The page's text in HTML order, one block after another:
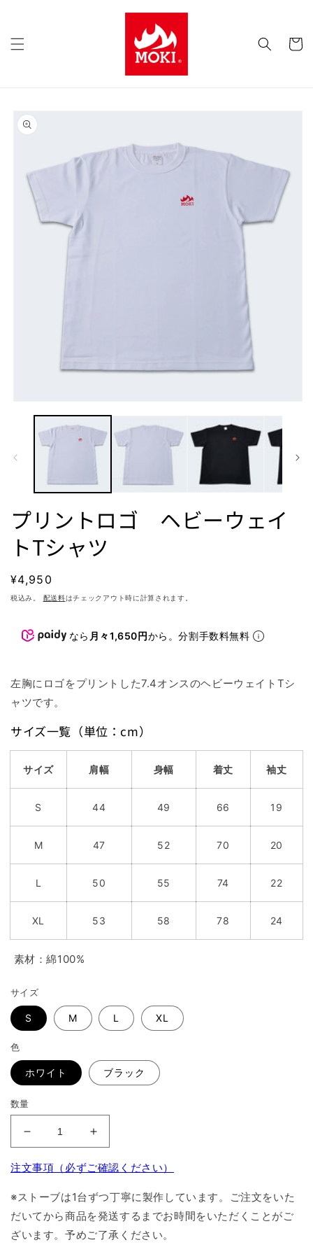
ー
報にス
キップ
で
を
開
く
プリントロゴ ヘビーウェイ
トTシャツ
通
常
格
¥4,950
税込み。 配送料はチェックアウト時に計算されます。
なら 月々1,650円から。分割手数料無料
左胸にロゴをプリントした7.4オンスのヘビーウェイトTシ
ャツです。
サイズ一覧（単位：cm）
サイズ 肩幅 身幅 着丈 袖丈
S 44 49 66 19
M 47 52 70 20
L 50 55 74 22
XL 53 58 78 24
素材：綿100%
サイズ
S M L XL
色
ホワイト ブラック
数量
ン
ロ
ゴ
ヘ
プ
ン
ト
ロ
ゴ
ヘ
注文事項（必ずご確認ください）
※ストーブは1台ずつ丁寧に製作しています。ご注文をいた
だいてから商品を発送するまでお時間をいただくことがご
ざいます。予めご了承ください。